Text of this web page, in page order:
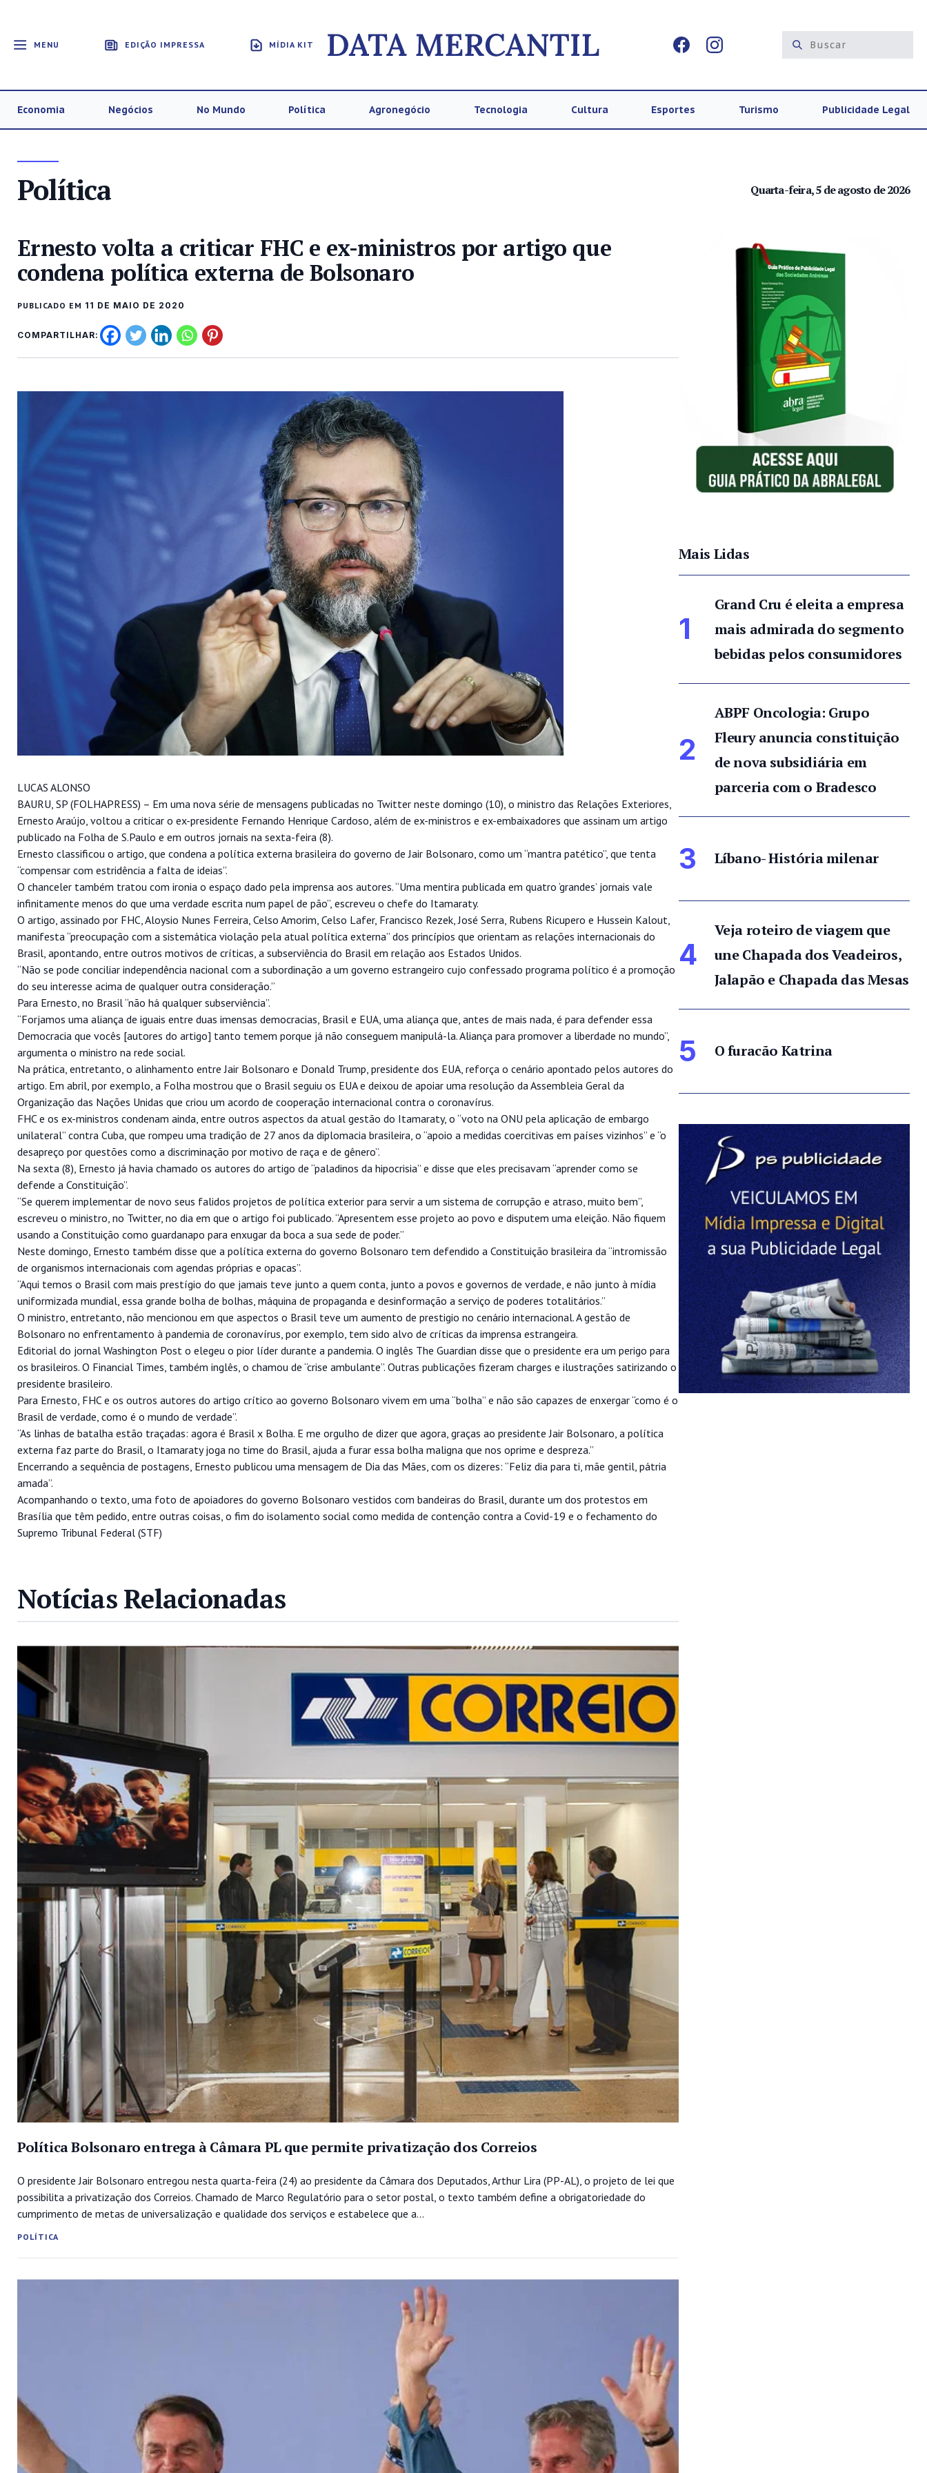
MENU EDIÇÃO IMPRESSA MÍDIA KIT
Economia Negócios No Mundo Política Agronegócio Tecnologia Cultura Esportes Turismo Publicidade Legal
Política Quarta-feira, 5 de agosto de 2026
Ernesto volta a criticar FHC e ex-ministros por artigo que
condena política externa de Bolsonaro
PUBLICADO EM 11 DE MAIO DE 2020
COMPARTILHAR:
LUCAS ALONSO
BAURU, SP (FOLHAPRESS) – Em uma nova série de mensagens publicadas no Twitter neste domingo (10), o ministro das Relações Exteriores,
Ernesto Araújo, voltou a criticar o ex-presidente Fernando Henrique Cardoso, além de ex-ministros e ex-embaixadores que assinam um artigo
publicado na Folha de S.Paulo e em outros jornais na sexta-feira (8).
Ernesto classificou o artigo, que condena a política externa brasileira do governo de Jair Bolsonaro, como um “mantra patético”, que tenta
“compensar com estridência a falta de ideias”.
O chanceler também tratou com ironia o espaço dado pela imprensa aos autores. “Uma mentira publicada em quatro ‘grandes’ jornais vale
infinitamente menos do que uma verdade escrita num papel de pão”, escreveu o chefe do Itamaraty.
O artigo, assinado por FHC, Aloysio Nunes Ferreira, Celso Amorim, Celso Lafer, Francisco Rezek, José Serra, Rubens Ricupero e Hussein Kalout,
manifesta “preocupação com a sistemática violação pela atual política externa” dos princípios que orientam as relações internacionais do
Brasil, apontando, entre outros motivos de críticas, a subserviência do Brasil em relação aos Estados Unidos.
“Não se pode conciliar independência nacional com a subordinação a um governo estrangeiro cujo confessado programa político é a promoção
do seu interesse acima de qualquer outra consideração.”
Para Ernesto, no Brasil “não há qualquer subserviência”.
“Forjamos uma aliança de iguais entre duas imensas democracias, Brasil e EUA, uma aliança que, antes de mais nada, é para defender essa
Democracia que vocês [autores do artigo] tanto temem porque já não conseguem manipulá-la. Aliança para promover a liberdade no mundo”,
argumenta o ministro na rede social.
Na prática, entretanto, o alinhamento entre Jair Bolsonaro e Donald Trump, presidente dos EUA, reforça o cenário apontado pelos autores do
artigo. Em abril, por exemplo, a Folha mostrou que o Brasil seguiu os EUA e deixou de apoiar uma resolução da Assembleia Geral da
Organização das Nações Unidas que criou um acordo de cooperação internacional contra o coronavírus.
FHC e os ex-ministros condenam ainda, entre outros aspectos da atual gestão do Itamaraty, o “voto na ONU pela aplicação de embargo
unilateral” contra Cuba, que rompeu uma tradição de 27 anos da diplomacia brasileira, o “apoio a medidas coercitivas em países vizinhos” e “o
desapreço por questões como a discriminação por motivo de raça e de gênero”.
Na sexta (8), Ernesto já havia chamado os autores do artigo de “paladinos da hipocrisia” e disse que eles precisavam “aprender como se
defende a Constituição”.
“Se querem implementar de novo seus falidos projetos de política exterior para servir a um sistema de corrupção e atraso, muito bem”,
escreveu o ministro, no Twitter, no dia em que o artigo foi publicado. “Apresentem esse projeto ao povo e disputem uma eleição. Não fiquem
usando a Constituição como guardanapo para enxugar da boca a sua sede de poder.”
Neste domingo, Ernesto também disse que a política externa do governo Bolsonaro tem defendido a Constituição brasileira da “intromissão
de organismos internacionais com agendas próprias e opacas”.
“Aqui temos o Brasil com mais prestígio do que jamais teve junto a quem conta, junto a povos e governos de verdade, e não junto à mídia
uniformizada mundial, essa grande bolha de bolhas, máquina de propaganda e desinformação a serviço de poderes totalitários.”
O ministro, entretanto, não mencionou em que aspectos o Brasil teve um aumento de prestigio no cenário internacional. A gestão de
Bolsonaro no enfrentamento à pandemia de coronavírus, por exemplo, tem sido alvo de críticas da imprensa estrangeira.
Editorial do jornal Washington Post o elegeu o pior líder durante a pandemia. O inglês The Guardian disse que o presidente era um perigo para
os brasileiros. O Financial Times, também inglês, o chamou de “crise ambulante”. Outras publicações fizeram charges e ilustrações satirizando o
presidente brasileiro.
Para Ernesto, FHC e os outros autores do artigo crítico ao governo Bolsonaro vivem em uma “bolha” e não são capazes de enxergar “como é o
Brasil de verdade, como é o mundo de verdade”.
“As linhas de batalha estão traçadas: agora é Brasil x Bolha. E me orgulho de dizer que agora, graças ao presidente Jair Bolsonaro, a política
externa faz parte do Brasil, o Itamaraty joga no time do Brasil, ajuda a furar essa bolha maligna que nos oprime e despreza.”
Encerrando a sequência de postagens, Ernesto publicou uma mensagem de Dia das Mães, com os dizeres: “Feliz dia para ti, mãe gentil, pátria
amada”.
Acompanhando o texto, uma foto de apoiadores do governo Bolsonaro vestidos com bandeiras do Brasil, durante um dos protestos em
Brasília que têm pedido, entre outras coisas, o fim do isolamento social como medida de contenção contra a Covid-19 e o fechamento do
Supremo Tribunal Federal (STF)
Notícias Relacionadas
Política Bolsonaro entrega à Câmara PL que permite privatização dos Correios
O presidente Jair Bolsonaro entregou nesta quarta-feira (24) ao presidente da Câmara dos Deputados, Arthur Lira (PP-AL), o projeto de lei que
possibilita a privatização dos Correios. Chamado de Marco Regulatório para o setor postal, o texto também define a obrigatoriedade do
cumprimento de metas de universalização e qualidade dos serviços e estabelece que a...
POLÍTICA
Mais Lidas
1
Grand Cru é eleita a empresa
mais admirada do segmento
bebidas pelos consumidores
2
ABPF Oncologia: Grupo
Fleury anuncia constituição
de nova subsidiária em
parceria com o Bradesco
3 Líbano- História milenar
4
Veja roteiro de viagem que
une Chapada dos Veadeiros,
Jalapão e Chapada das Mesas
5 O furacão Katrina